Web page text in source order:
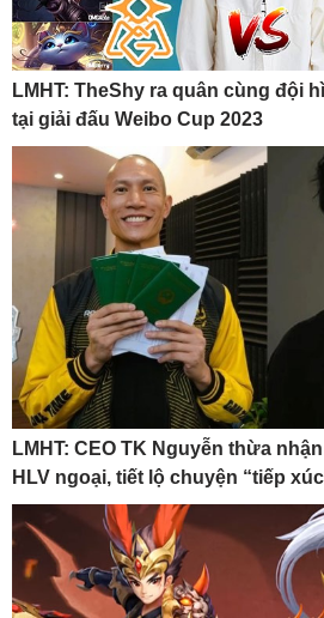
LMHT: TheShy ra quân cùng đội
tại giải đấu Weibo Cup 2023
LMHT: CEO TK Nguyễn thừa
HLV ngoại, tiết lộ chuyện “tiếp